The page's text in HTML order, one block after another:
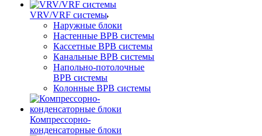
VRV/VRF системы
Наружные блоки
Настенные ВРВ системы
Кассетные ВРВ системы
Канальные ВРВ системы
Напольно-потолочные
ВРВ системы
Колонные ВРВ системы
Компрессорно-
конденсаторные блоки